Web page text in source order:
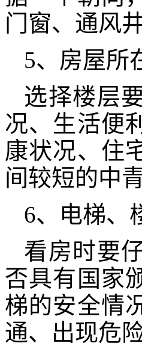
门窗、通风
5、房屋所
选择楼层
况、生活便
康状况、住
间较短的中
6、电梯、
看房时要
否具有国家
梯的安全情
通、出现危